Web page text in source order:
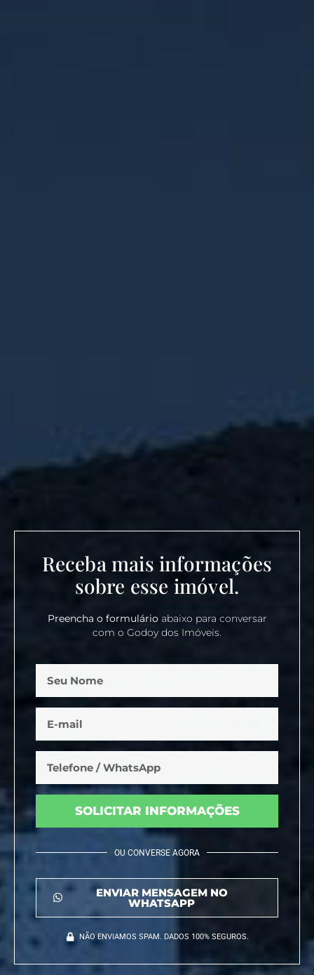
Receba mais informações
sobre esse imóvel.
Preencha o formulárioabaixo para conversar
com o Godoy dos Imóveis.
SOLICITAR INFORMAÇÕES
OU CONVERSE AGORA
ENVIAR MENSAGEM NO
WHATSAPP
NÃO ENVIAMOS SPAM. DADOS 100% SEGUROS.